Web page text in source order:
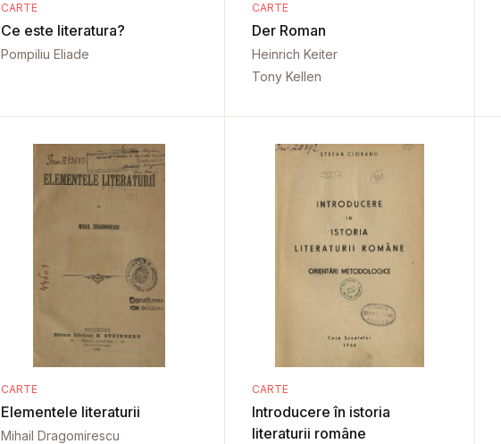
CARTE
Ce este literatura?
Pompiliu Eliade
CARTE
Der Roman
Heinrich Keiter
Tony Kellen
CARTE
Elementele literaturii
Mihail Dragomirescu
CARTE
Introducere în istoria
literaturii române